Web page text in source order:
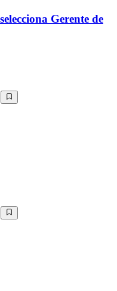
Gerente de